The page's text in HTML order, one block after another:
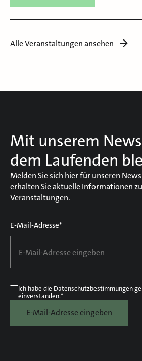
Alle Veranstaltungen ansehen
Mit unserem
dem Laufenden
Melden Sie sich hier für unseren
erhalten Sie aktuelle Informationen
Veranstaltungen.
E-Mail-Adresse*
Ich habe die Datenschutzbestimmungen
einverstanden.*
E-Mail-Adresse eingeben